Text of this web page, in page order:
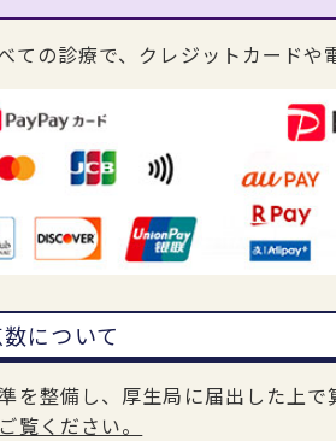
ての診療で、クレジットカードや
について
を整備し、厚生局に届出した上で
覧ください。